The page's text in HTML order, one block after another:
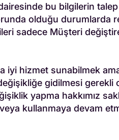
bu bilgilerin
olduğu durumlarda
sadece Müşteri
iyi hizmet sunabilmek
gidilmesi
yapma hakkımız
kullanmaya devam